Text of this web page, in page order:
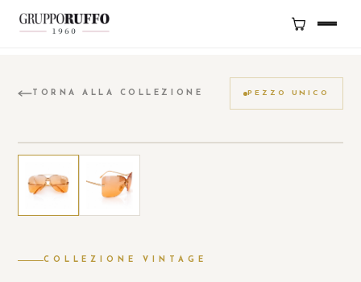
GRUPPO
NEGOZI
TORNA ALLA COLLEZIONE PEZZO UNICO
COLLEZIONE VINTAGE